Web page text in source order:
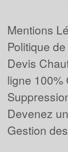
Mentions
Politique
Devis
ligne 100%
Devenez
Gestion